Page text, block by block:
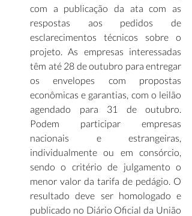
com a publicação da ata com as
respostas aos pedidos de
esclarecimentos técnicos sobre o
projeto. As empresas interessadas
têm até 28 de outubro para entregar
os envelopes com propostas
econômicas e garantias, com o leilão
agendado para 31 de outubro.
Podem participar empresas
nacionais e estrangeiras,
individualmente ou em consórcio,
sendo o critério de julgamento o
menor valor da tarifa de pedágio. O
resultado deve ser homologado e
publicado no Diário Oficial da União